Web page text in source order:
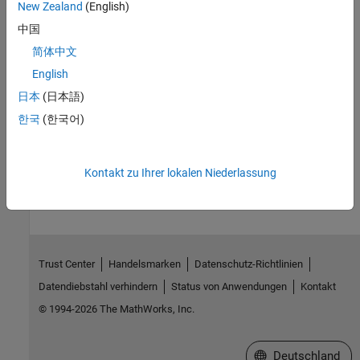
Instead, use
interface MATLAB
simulation environment. To get started, see
Simulations in Unreal Engine Environment
New Zealand (English)
中国
简体中文
English
日本 (日本語)
한국 (한국어)
Kontakt zu Ihrer lokalen Niederlassung
Trust Center Handelsmarken
Datenschutz-Richtlinien
Datendiebstahl verhindern
Status von Anwendungen
Kontakt
© 1994-2026 The MathWorks, Inc.
Website auswählen
Deutschland